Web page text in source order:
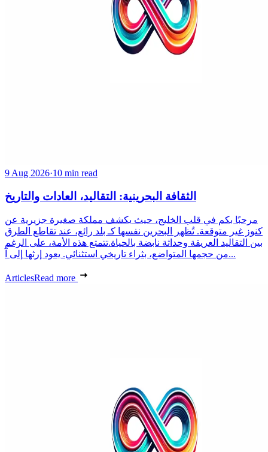
9 Aug 2026·10 min read
الثقافة البحرينية: التقاليد، العادات والتاريخ
مرحبًا بكم في قلب الخليج، حيث يكشف مملكة صغيرة جزيرية عن
كنوز غير متوقعة. تُظهر البحرين نفسها كـ بلد رائع، عند تقاطع الطرق
بين التقاليد العريقة وحداثة نابضة بالحياة.تتمتع هذه الأمة، على الرغم
من حجمها المتواضع، بثراء تاريخي استثنائي. يعود إرثها إلى آ...
ArticlesRead more